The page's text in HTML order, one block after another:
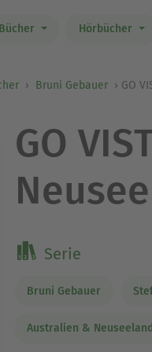
Bücher Hörbücher
Bruni Gebauer GO
GO
Serie
Bruni Gebauer
Australien & Neuseeland